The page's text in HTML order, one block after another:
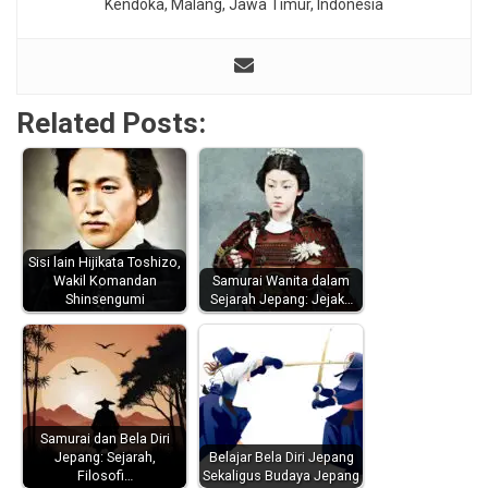
Kendoka, Malang, Jawa Timur, Indonesia
Related Posts:
Sisi lain Hijikata Toshizo,
Wakil Komandan
Shinsengumi
Samurai Wanita dalam
Sejarah Jepang: Jejak…
Samurai dan Bela Diri
Jepang: Sejarah,
Filosofi…
Belajar Bela Diri Jepang
Sekaligus Budaya Jepang